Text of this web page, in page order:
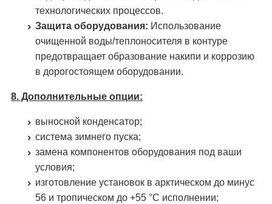
технологических процессов.
Защита оборудования: Использование
очищенной воды/теплоносителя в контуре
предотвращает образование накипи и коррозию
в дорогостоящем оборудовании.
8. Дополнительные опции:
выносной конденсатор;
система зимнего пуска;
замена компонентов оборудования под ваши
условия;
изготовление установок в арктическом до минус
56 и тропическом до +55 °С исполнении;